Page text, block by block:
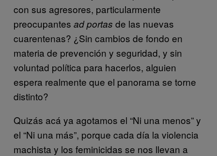
con sus agresores, particularmente
preocupantes ad portas de las nuevas
cuarentenas? ¿Sin cambios de fondo en
materia de prevención y seguridad, y sin
voluntad política para hacerlos, alguien
espera realmente que el panorama se torne
distinto?
Quizás acá ya agotamos el “Ni una menos” y
el “Ni una más”, porque cada día la violencia
machista y los feminicidas se nos llevan a